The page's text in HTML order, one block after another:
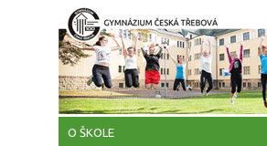
Přejít k hlavnímu obsahu
O ŠKOLE